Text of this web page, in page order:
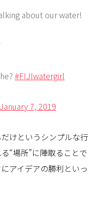
about our water!
#FIJIwatergirl
January 7, 2019
けというシンプルな行
“場所”に陣取ることで
アイデアの勝利といっ